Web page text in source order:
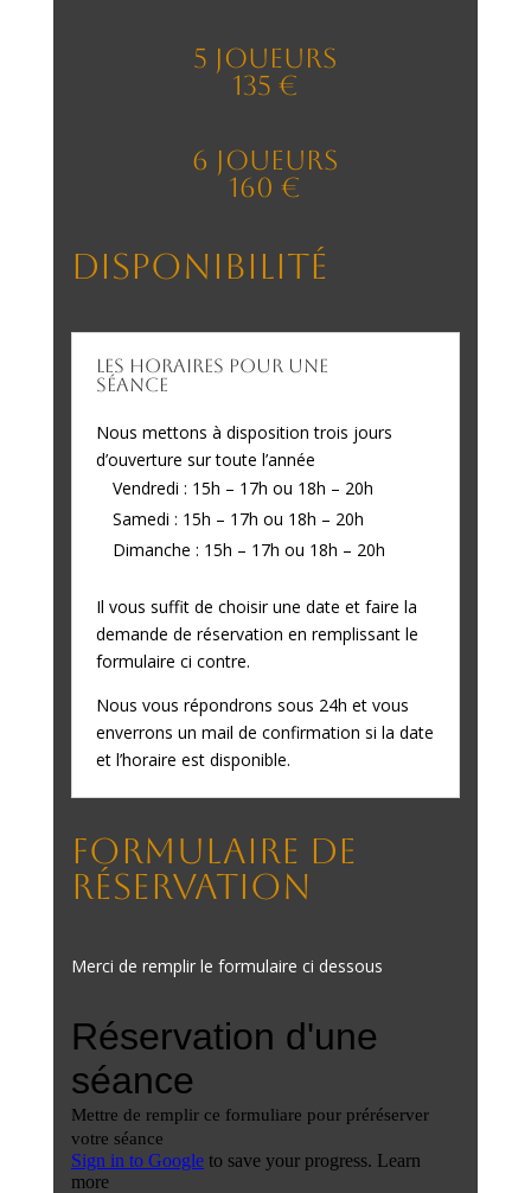
5 Joueurs
135 €
6 Joueurs
160 €
Disponibilité
Les horaires pour une
séance
Nous mettons à disposition trois jours
d’ouverture sur toute l’année
Vendredi : 15h – 17h ou 18h – 20h
Samedi : 15h – 17h ou 18h – 20h
Dimanche : 15h – 17h ou 18h – 20h
Il vous suffit de choisir une date et faire la
demande de réservation en remplissant le
formulaire ci contre.
Nous vous répondrons sous 24h et vous
enverrons un mail de confirmation si la date
et l’horaire est disponible.
Formulaire de
réservation
Merci de remplir le formulaire ci dessous